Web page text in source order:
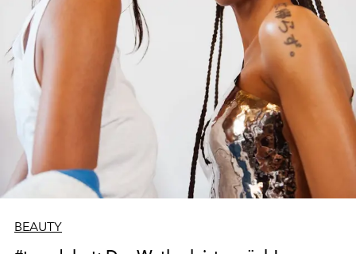
BEAUTY